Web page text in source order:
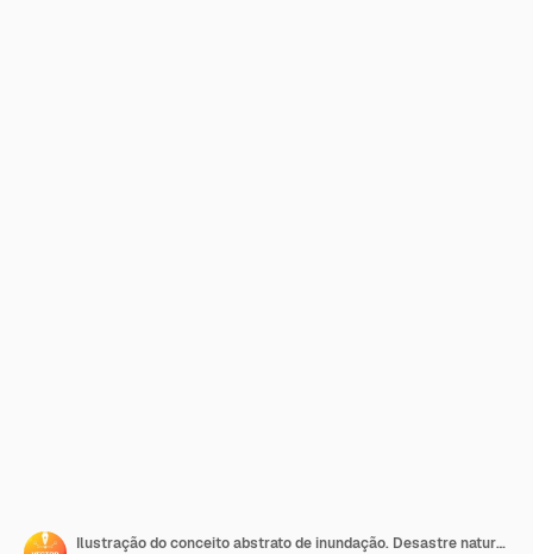
Ilustração do conceito abstrato de inundação. Desastre natural, fluxo de água, chuvas fortes, ciclone tropical e tsunami, lago transbordando, contaminação da água, mudança climática